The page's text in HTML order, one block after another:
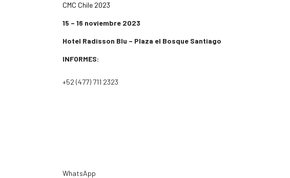
CMC Chile 2023
15 – 16 noviembre 2023
Hotel Radisson Blu – Plaza el Bosque Santiago
INFORMES:
+52 (477) 711 2323
WhatsApp